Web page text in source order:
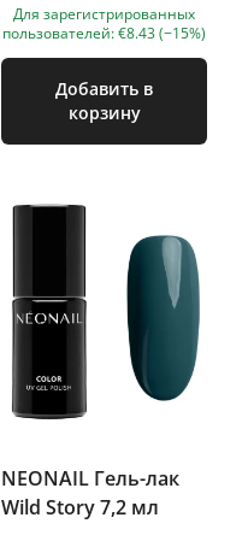
Для зарегистрированных
пользователей: €8.43 (−15%)
Добавить в
корзину
NEONAIL Гель-лак
Wild Story 7,2 мл